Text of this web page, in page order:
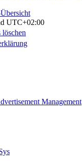
UTC+02:00
Management